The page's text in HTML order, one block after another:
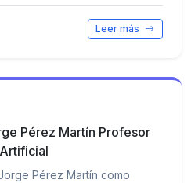
Leer más
Pérez Martín Profesor
Pérez Martín como